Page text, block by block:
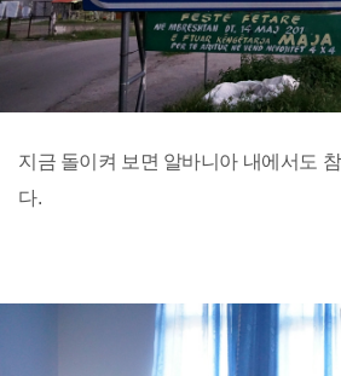
지금 돌이켜 보면 알바니아 내에서도
다.